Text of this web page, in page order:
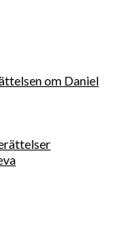
om Daniel